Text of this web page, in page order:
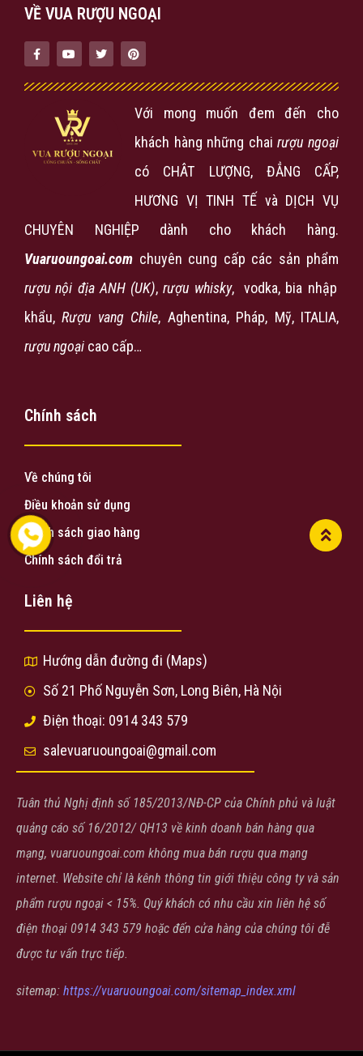
VỀ VUA RƯỢU NGOẠI
Với mong muốn đem đến cho
khách hàng những chairượu ngoại
có CHÂT LƯỢNG, ĐẲNG CẤP,
HƯƠNG VỊ TINH TẾ và DỊCH VỤ
CHUYÊN NGHIỆP dành cho khách hàng.
Vuaruoungoai.com chuyên cung cấp các sản phẩm
rượu nội địa ANH (UK),rượu whisky, vodka, bia nhập
khẩu,Rượu vang Chile, Aghentina, Pháp, Mỹ, ITALIA,
rượu ngoại cao cấp…
Chính sách
Về chúng tôi
Điều khoản sử dụng
Chính sách giao hàng
Chính sách đổi trả
Liên hệ
Hướng dẫn đường đi (Maps)
Số 21 Phố Nguyễn Sơn, Long Biên, Hà Nội
Điện thoại: 0914 343 579
salevuaruoungoai@gmail.com
Tuân thủ Nghị định số 185/2013/NĐ-CP của Chính phủ và luật
quảng cáo số 16/2012/ QH13 về kinh doanh bán hàng qua
mạng, vuaruoungoai.com không mua bán rượu qua mạng
internet. Website chỉ là kênh thông tin giới thiệu công ty và sản
phẩm rượu ngoại < 15%. Quý khách có nhu cầu xin liên hệ số
điện thoại 0914 343 579 hoặc đến cửa hàng của chúng tôi đễ
được tư vấn trực tiếp.
sitemap: https://vuaruoungoai.com/sitemap_index.xml